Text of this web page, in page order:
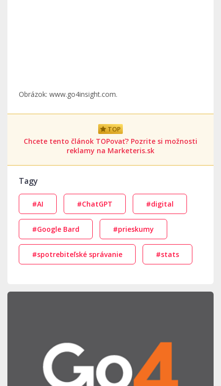
Obrázok: www.go4insight.com.
TOP
Chcete tento článok TOPovať? Pozrite si možnosti
reklamy na Marketeris.sk
Tagy
#AI #ChatGPT #digital
#Google Bard #prieskumy
#spotrebiteľské správanie #stats